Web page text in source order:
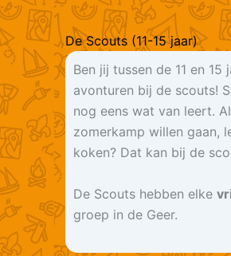
De Scouts (11-15 jaar)
Ben jij tussen de 11 en
avonturen bij de scouts!
nog eens wat van leert.
zomerkamp willen gaan,
koken? Dat kan bij de
De Scouts hebben elke
groep in de Geer.